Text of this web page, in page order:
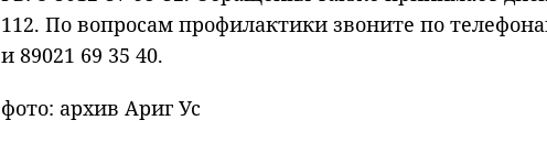
112. По вопросам профилактики звоните по
и 89021 69 35 40.
фото: архив Ариг Ус